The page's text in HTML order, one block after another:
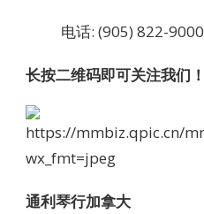
电话: (905) 822-9000
长按二维码即可关注我们！
通利琴行加拿大